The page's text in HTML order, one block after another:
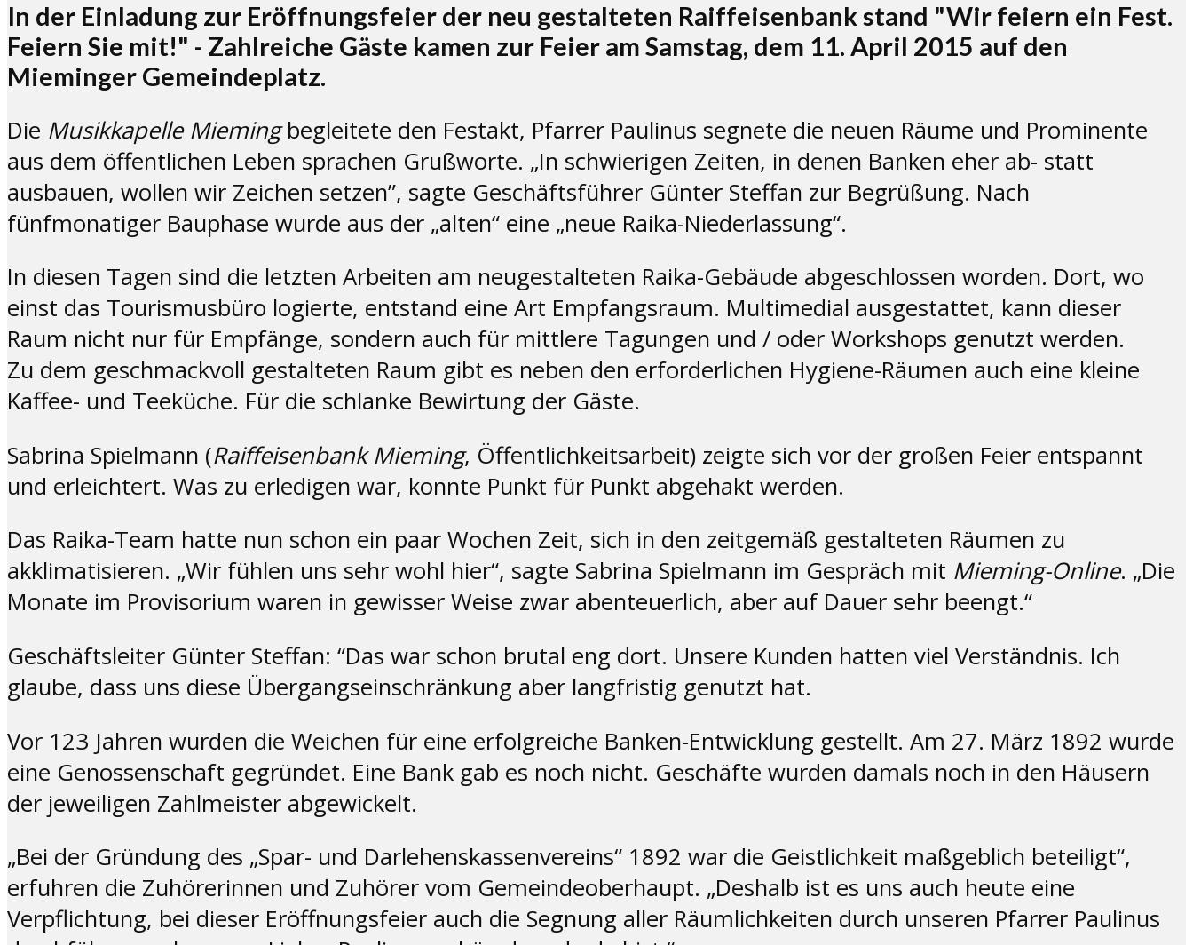
In der Einladung zur Eröffnungsfeier der neu gestalteten Raiffeisenbank stand "Wir feiern ein Fest.
Feiern Sie mit!" - Zahlreiche Gäste kamen zur Feier am Samstag, dem 11. April 2015 auf den
Mieminger Gemeindeplatz.
Die Musikkapelle Miemingbegleitete den Festakt, Pfarrer Paulinus segnete die neuen Räume und Prominente
aus dem öffentlichen Leben sprachen Grußworte. „In schwierigen Zeiten, in denen Banken eher ab- statt
ausbauen, wollen wir Zeichen setzen”, sagte Geschäftsführer Günter Steffan zur Begrüßung. Nach
fünfmonatiger Bauphase wurde aus der „alten“ eine „neue Raika-Niederlassung“.
In diesen Tagen sind die letzten Arbeiten am neugestalteten Raika-Gebäude abgeschlossen worden. Dort, wo
einst das Tourismusbüro logierte, entstand eine Art Empfangsraum. Multimedial ausgestattet, kann dieser
Raum nicht nur für Empfänge, sondern auch für mittlere Tagungen und / oder Workshops genutzt werden.
Zu dem geschmackvoll gestalteten Raum gibt es neben den erforderlichen Hygiene-Räumen auch eine kleine
Kaffee- und Teeküche. Für die schlanke Bewirtung der Gäste.
Sabrina Spielmann (Raiffeisenbank Mieming, Öffentlichkeitsarbeit) zeigte sich vor der großen Feier entspannt
und erleichtert. Was zu erledigen war, konnte Punkt für Punkt abgehakt werden.
Das Raika-Team hatte nun schon ein paar Wochen Zeit, sich in den zeitgemäß gestalteten Räumen zu
akklimatisieren. „Wir fühlen uns sehr wohl hier“, sagte Sabrina Spielmann im Gespräch mit Mieming-Online. „Die
Monate im Provisorium waren in gewisser Weise zwar abenteuerlich, aber auf Dauer sehr beengt.“
Geschäftsleiter Günter Steffan: “Das war schon brutal eng dort. Unsere Kunden hatten viel Verständnis. Ich
glaube, dass uns diese Übergangseinschränkung aber langfristig genutzt hat.
Vor 123 Jahren wurden die Weichen für eine erfolgreiche Banken-Entwicklung gestellt. Am 27. März 1892 wurde
eine Genossenschaft gegründet. Eine Bank gab es noch nicht. Geschäfte wurden damals noch in den Häusern
der jeweiligen Zahlmeister abgewickelt.
„Bei der Gründung des „Spar- und Darlehenskassenvereins“ 1892 war die Geistlichkeit maßgeblich beteiligt“,
erfuhren die Zuhörerinnen und Zuhörer vom Gemeindeoberhaupt. „Deshalb ist es uns auch heute eine
Verpflichtung, bei dieser Eröffnungsfeier auch die Segnung aller Räumlichkeiten durch unseren Pfarrer Paulinus